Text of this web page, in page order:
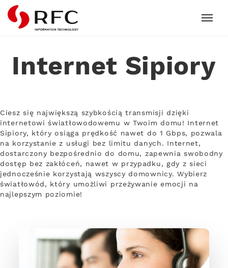
RFC
Internet Sipiory
Ciesz się największą szybkością transmisji dzięki
internetowi światłowodowemu w Twoim domu! Internet
Sipiory, który osiąga prędkość nawet do 1 Gbps, pozwala
na korzystanie z usługi bez limitu danych. Internet,
dostarczony bezpośrednio do domu, zapewnia swobodny
dostęp bez zakłóceń, nawet w przypadku, gdy z sieci
jednocześnie korzystają wszyscy domownicy. Wybierz
światłowód, który umożliwi przeżywanie emocji na
najlepszym poziomie!